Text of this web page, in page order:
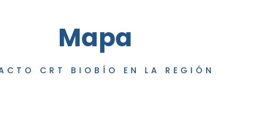
Mapa
CRT BIOBÍO EN LA REGIÓN